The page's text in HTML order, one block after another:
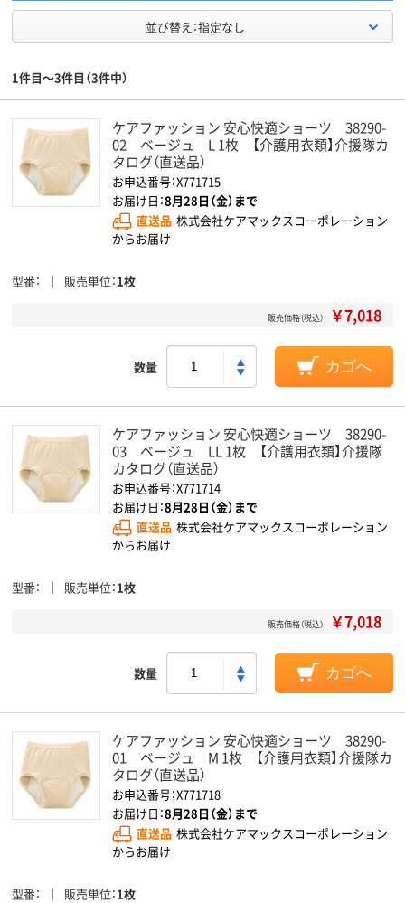
並び替え：指定なし
1件目～3件目（3件中）
ケアファッション 安心快適ショーツ 38290-
02 ベージュ L 1枚 【介護用衣類】介援隊カ
タログ（直送品）
お申込番号：X771715
お届け日：8月28日（金）まで
直送品 株式会社ケアマックスコーポレーション
からお届け
型番 販売単位 1枚
販売価格（税込） ￥7,018
数量 カゴへ
ケアファッション 安心快適ショーツ 38290-
03 ベージュ LL 1枚 【介護用衣類】介援隊
カタログ（直送品）
お申込番号：X771714
お届け日：8月28日（金）まで
直送品 株式会社ケアマックスコーポレーション
からお届け
型番 販売単位 1枚
販売価格（税込） ￥7,018
数量 カゴへ
ケアファッション 安心快適ショーツ 38290-
01 ベージュ M 1枚 【介護用衣類】介援隊カ
タログ（直送品）
お申込番号：X771718
お届け日：8月28日（金）まで
直送品 株式会社ケアマックスコーポレーション
からお届け
型番 販売単位 1枚